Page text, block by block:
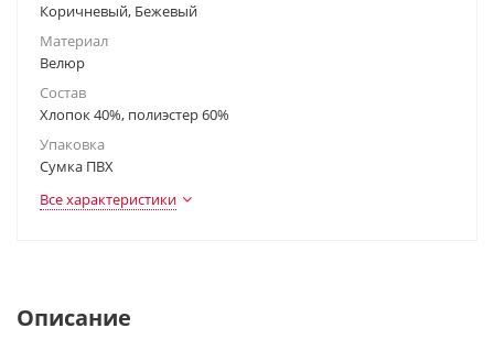
Коричневый, Бежевый
Материал
Велюр
Состав
Хлопок 40%, полиэстер 60%
Упаковка
Сумка ПВХ
Все характеристики
Описание